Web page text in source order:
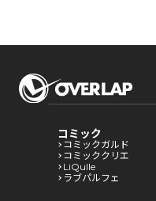
コミック
コミックガルド
コミッククリエ
LiQulle
ラブパルフェ